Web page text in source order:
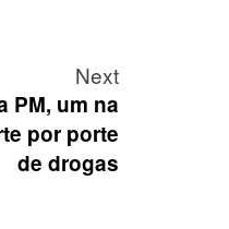
Next
PM, um na
por porte
de drogas